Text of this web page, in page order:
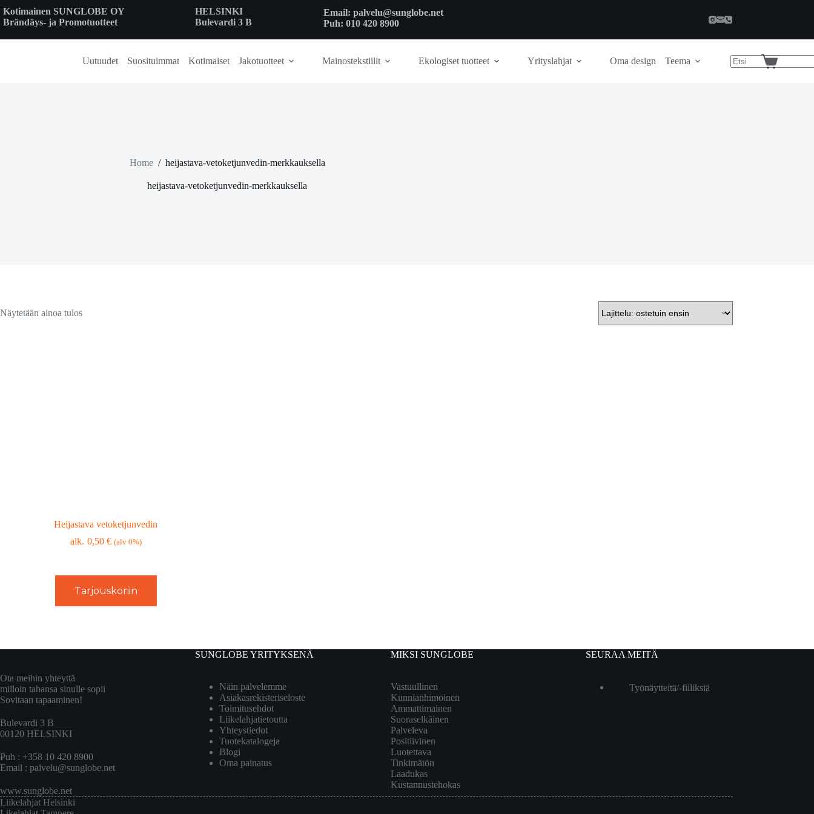
to
content
Kotimainen SUNGLOBE OY
Brändäys- ja Promotuotteet
HELSINKI
Bulevardi 3 B
Email: palvelu@sunglobe.net
Puh: 010 420 8900
Uutuudet Suosituimmat Kotimaiset Jakotuotteet Mainostekstiilit Ekologiset tuotteet Yrityslahjat Oma design Teema
Shopping
Home / heijastava-vetoketjunvedin-merkkauksella
heijastava-vetoketjunvedin-merkkauksella
Näytetään ainoa tulos
Heijastava vetoketjunvedin
0,50 € (alv 0%)
Tarjouskoriin
Ota meihin yhteyttä
milloin tahansa sinulle sopii
Sovitaan tapaaminen!
Bulevardi 3 B
00120 HELSINKI
Puh : +358 10 420 8900
Email : palvelu@sunglobe.net
www.sunglobe.net
SUNGLOBE YRITYKSENÄ
Näin palvelemme
Asiakasrekisteriseloste
Toimitusehdot
Liikelahjatietoutta
Yhteystiedot
Tuotekatalogeja
Blogi
Oma painatus
MIKSI SUNGLOBE
Vastuullinen
Kunnianhimoinen
Ammattimainen
Suoraselkäinen
Palveleva
Positiivinen
Luotettava
Tinkimätön
Laadukas
Kustannustehokas
SEURAA MEITÄ
Työnäytteitä/-fiiliksiä
Liikelahjat Helsinki